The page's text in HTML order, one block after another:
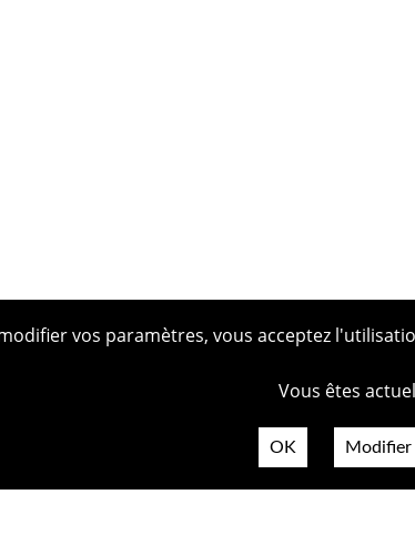
vos paramètres, vous acceptez
Vous êtes
OK Modifier